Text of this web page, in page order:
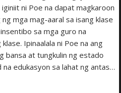
ni Poe na dapat magkaroon
mga mag-aaral sa isang klase
sa mga guro na
Ipinaalala ni Poe na ang
bansa at tungkulin ng estado
edukasyon sa lahat ng antas…